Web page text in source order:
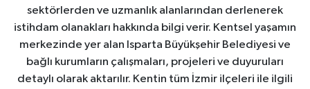
sektörlerden ve uzmanlık alanlarından derlenerek
istihdam olanakları hakkında bilgi verir. Kentsel yaşamın
merkezinde yer alan Isparta Büyükşehir Belediyesi ve
bağlı kurumların çalışmaları, projeleri ve duyuruları
detaylı olarak aktarılır. Kentin tüm İzmir ilçeleri ile ilgili